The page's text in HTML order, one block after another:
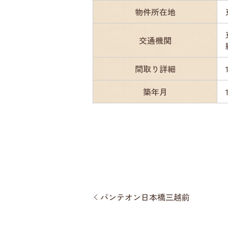
物件所在地
交通機関
間取り詳細
築年月
パンテオン日本橋三越前